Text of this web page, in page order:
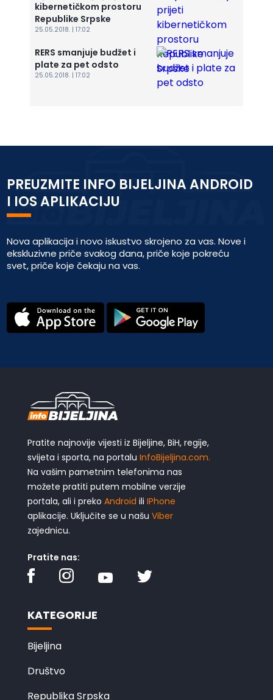
kibernetičkom prostoru
Republike Srpske
25.05.2018. | 17:02
RERS smanjuje budžet i
plate za pet odsto
25.05.2018. | 17:02
PREUZMITE INFO BIJELJINA ANDROID
I IOS APLIKACIJU
Nova aplikacija i novo iskustvo skrojeno za vas. Nove i
ekskluzivne priče svakog dana, priče koje pokreću
svet, priče koje čekaju na vas.
Pratite najnovije vijesti iz Bijeljine, BiH, regije,
svijeta i sporta, na portalu InfoBijeljina.com.
Na vašim pametnim telefonima nas
možete pratiti putem mobilne verzije
portala, ali i preko Android ili IPhone
aplikacije. Uključite se u našu Viber
zajednicu.
Pratite nas:
KATEGORIJE
Bijeljina
Društvo
Republika Srpska